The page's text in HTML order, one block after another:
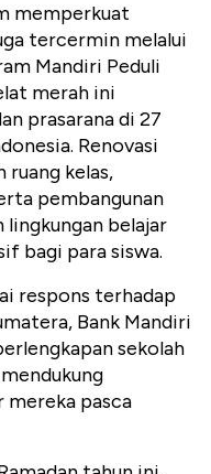
memperkuat
tercermin melalui
Mandiri Peduli
merah ini
prasarana di 27
Renovasi
kelas,
pembangunan
belajar
bagi para siswa.
respons terhadap
Bank Mandiri
sekolah
mereka pasca